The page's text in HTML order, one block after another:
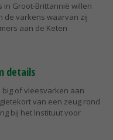
Groot-Brittannië willen
de varkens waarvan zij
aan de Keten
details
of vleesvarken aan
van een zeug rond
bij het Instituut voor